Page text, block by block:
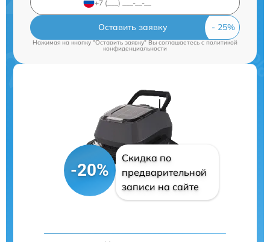
Оставить заявку
Нажимая на кнопку "Оставить заявку" Вы соглашаетесь c политикой
конфиденциальности
-20%
Скидка по
предварительной
записи на сайте